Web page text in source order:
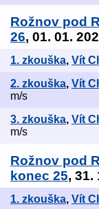
Rožnov pod
26, 01. 01.
1. zkouška, Vít
2. zkouška, Vít
m/s
3. zkouška, Vít
m/s
Rožnov pod
konec 25, 31.
1. zkouška, Vít